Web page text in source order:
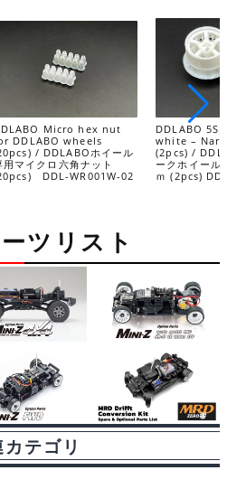
Micro hex nut
DDLABO wheels
/ DDLABOホイール
用マイクロ六角ナット
DDL-WR001W-02
DDLABO
white –
(2pcs) /
ークホイー
ｍ (2pcs)
ツリスト
テゴリ